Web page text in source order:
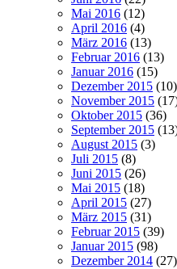
Mai 2016 (12)
April 2016 (4)
März 2016 (13)
Februar 2016 (13)
Januar 2016 (15)
Dezember 2015 (10)
November 2015
Oktober 2015 (36)
September 2015
August 2015 (3)
Juli 2015 (8)
Juni 2015 (26)
Mai 2015 (18)
April 2015 (27)
März 2015 (31)
Februar 2015 (39)
Januar 2015 (98)
Dezember 2014 (27)